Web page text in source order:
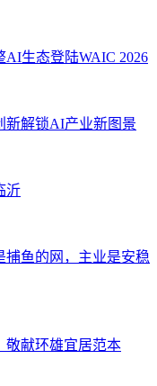
生态登陆WAIC 2026
新解锁AI产业新图景
沂
捕鱼的网，主业是安稳
敬献环雄宜居范本